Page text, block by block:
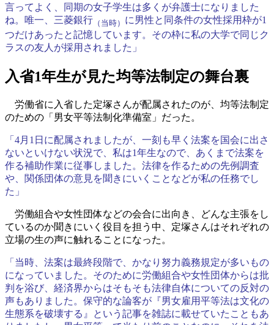
言ってよく、同期の女子学生は多くが弁護士になりました
ね。唯一、三菱銀行 （当時） に男性と同条件の女性採用枠が1
つだけあったと記憶しています。その枠に私の大学で同じク
ラスの友人が採用されました」
入省1年生が見た均等法制定の舞台裏
労働省に入省した定塚さんが配属されたのが、均等法制定
のための「男女平等法制化準備室」だった。
「4月1日に配属されましたが、一刻も早く法案を国会に出さ
ないといけない状況で、私は1年生なので、あくまで法案を
作る補助作業に従事しました。法律を作るための先例調査
や、関係団体の意見を聞きにいくことなどが私の任務でし
た」
労働組合や女性団体などの会合に出向き、どんな主張をし
ているのか聞きにいく役目を担う中、定塚さんはそれぞれの
立場の生の声に触れることになった。
「当時、法案は最終段階で、かなり努力義務規定が多いもの
になっていました。そのために労働組合や女性団体からは批
判を浴び、経済界からはそもそも法律自体についての反対の
声もありました。保守的な論客が『男女雇用平等法は文化の
生態系を破壊する』という記事を雑誌に載せていたこともあ